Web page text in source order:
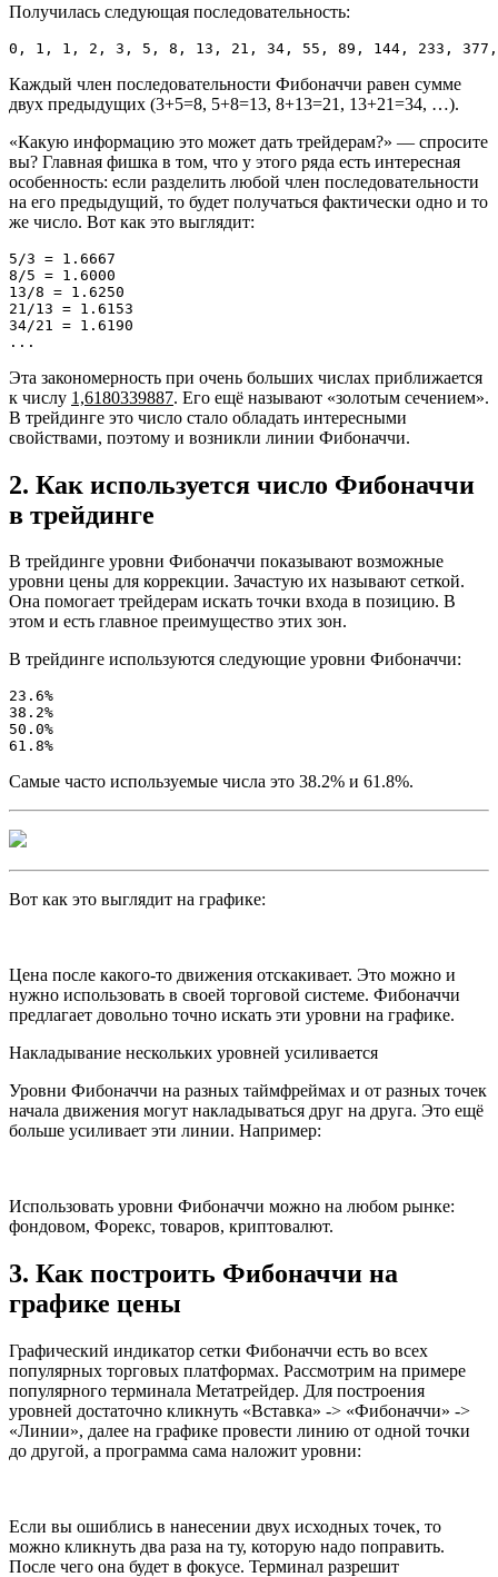
Получилась следующая последовательность:
0, 1, 1, 2, 3, 5, 8, 13, 21, 34, 55, 89, 144, 233,
Каждый член последовательности Фибоначчи равен сумме
двух предыдущих (3+5=8, 5+8=13, 8+13=21, 13+21=34, …).
«Какую информацию это может дать трейдерам?» — спросите
вы? Главная фишка в том, что у этого ряда есть интересная
особенность: если разделить любой член последовательности
на его предыдущий, то будет получаться фактически одно и то
же число. Вот как это выглядит:
5/3 = 1.6667
8/5 = 1.6000
13/8 = 1.6250
21/13 = 1.6153
34/21 = 1.6190
...
Эта закономерность при очень больших числах приближается
к числу 1,6180339887. Его ещё называют «золотым сечением».
В трейдинге это число стало обладать интересными
свойствами, поэтому и возникли линии Фибоначчи.
2. Как используется число Фибоначчи
в трейдинге
В трейдинге уровни Фибоначчи показывают возможные
уровни цены для коррекции. Зачастую их называют сеткой.
Она помогает трейдерам искать точки входа в позицию. В
этом и есть главное преимущество этих зон.
В трейдинге используются следующие уровни Фибоначчи:
23.6%
38.2%
50.0%
61.8%
Самые часто используемые числа это 38.2% и 61.8%.
Вот как это выглядит на графике:
Цена после какого-то движения отскакивает. Это можно и
нужно использовать в своей торговой системе. Фибоначчи
предлагает довольно точно искать эти уровни на графике.
Накладывание нескольких уровней усиливается
Уровни Фибоначчи на разных таймфреймах и от разных точек
начала движения могут накладываться друг на друга. Это ещё
больше усиливает эти линии. Например:
Использовать уровни Фибоначчи можно на любом рынке:
фондовом, Форекс, товаров, криптовалют.
3. Как построить Фибоначчи на
графике цены
Графический индикатор сетки Фибоначчи есть во всех
популярных торговых платформах. Рассмотрим на примере
популярного терминала Метатрейдер. Для построения
уровней достаточно кликнуть «Вставка» -> «Фибоначчи» ->
«Линии», далее на графике провести линию от одной точки
до другой, а программа сама наложит уровни:
Если вы ошиблись в нанесении двух исходных точек, то
можно кликнуть два раза на ту, которую надо поправить.
После чего она будет в фокусе. Терминал разрешит